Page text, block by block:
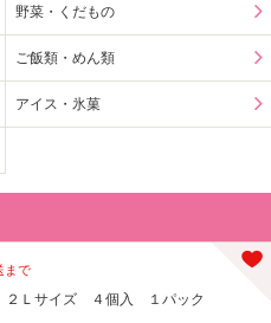
野菜・くだもの
ご飯類・めん類
アイス・氷菓
まで
Ｌサイズ ４個入 １パック